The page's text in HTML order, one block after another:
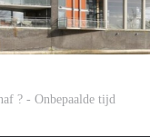
? - Onbepaalde tijd